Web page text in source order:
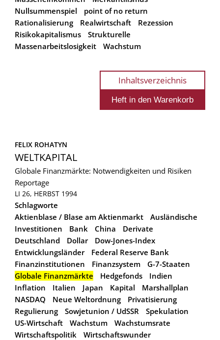
Nullsummenspiel
point of no return
Rationalisierung
Realwirtschaft
Rezession
Risikokapitalismus
Strukturelle
Massenarbeitslosigkeit
Wachstum
Inhaltsverzeichnis
FELIX ROHATYN
WELTKAPITAL
Globale Finanzmärkte: Notwendigkeiten und Risiken
Reportage
LI 26, HERBST 1994
Schlagworte
Aktienblase / Blase am Aktienmarkt
Ausländische
Investitionen
Bank China
Derivate
Deutschland
Dollar
Dow-Jones-Index
Entwicklungsländer
Federal Reserve Bank
Finanzinstitutionen
Finanzsystem
G-7-Staaten
Globale Finanzmärkte
Hedgefonds
Indien
Inflation
Italien Japan Kapital
Marshallplan
NASDAQ
Neue Weltordnung
Privatisierung
Regulierung
Sowjetunion / UdSSR
Spekulation
US-Wirtschaft
Wachstum
Wachstumsrate
Wirtschaftspolitik
Wirtschaftswunder